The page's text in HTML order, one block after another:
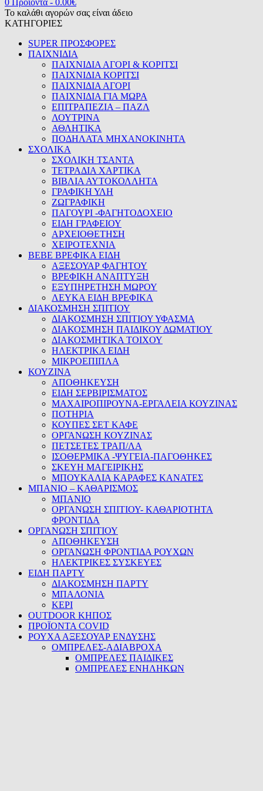
Το καλάθι αγορών σας είναι άδειο
ΚΑΤΗΓΟΡΙΕΣ
SUPER ΠΡΟΣΦΟΡΕΣ
ΠΑΙΧΝΙΔΙΑ
ΠΑΙΧΝΙΔΙΑ ΑΓΟΡΙ & ΚΟΡΙΤΣΙ
ΠΑΙΧΝΙΔΙΑ ΚΟΡΙΤΣΙ
ΠΑΙΧΝΙΔΙΑ ΑΓΟΡΙ
ΠΑΙΧΝΙΔΙΑ ΓΙΑ ΜΩΡΑ
ΕΠΙΤΡΑΠΕΖΙΑ – ΠΑΖΛ
ΛΟΥΤΡΙΝΑ
ΑΘΛΗΤΙΚΑ
ΠΟΔΗΛΑΤΑ ΜΗΧΑΝΟΚΙΝΗΤΑ
ΣΧΟΛΙΚΑ
ΣΧΟΛΙΚΗ ΤΣΑΝΤΑ
ΤΕΤΡΑΔΙΑ ΧΑΡΤΙΚΑ
ΒΙΒΛΙΑ ΑΥΤΟΚΟΛΛΗΤΑ
ΓΡΑΦΙΚΗ ΥΛΗ
ΖΩΓΡΑΦΙΚΗ
ΠΑΓΟΥΡΙ -ΦΑΓΗΤΟΔΟΧΕΙΟ
ΕΙΔΗ ΓΡΑΦΕΙΟΥ
ΑΡΧΕΙΟΘΕΤΗΣΗ
ΧΕΙΡΟΤΕΧΝΙΑ
BEBE ΒΡΕΦΙΚΑ ΕΙΔΗ
ΑΞΕΣΟΥΑΡ ΦΑΓΗΤΟΥ
ΒΡΕΦΙΚΗ ΑΝΑΠΤΥΞΗ
ΕΞΥΠΗΡΕΤΗΣΗ ΜΩΡΟΥ
ΛΕΥΚΑ ΕΙΔΗ ΒΡΕΦΙΚΑ
ΔΙΑΚΟΣΜΗΣΗ ΣΠΙΤΙΟΥ
ΔΙΑΚΟΣΜΗΣΗ ΣΠΙΤΙΟΥ ΥΦΑΣΜΑ
ΔΙΑΚΟΣΜΗΣΗ ΠΑΙΔΙΚΟΥ ΔΩΜΑΤΙΟΥ
ΔΙΑΚΟΣΜΗΤΙΚΑ ΤΟΙΧΟΥ
ΗΛΕΚΤΡΙΚΑ ΕΙΔΗ
ΜΙΚΡΟΕΠΙΠΛΑ
ΚΟΥΖΙΝΑ
ΑΠΟΘΗΚΕΥΣΗ
ΕΙΔΗ ΣΕΡΒΙΡΙΣΜΑΤΟΣ
ΜΑΧΑΙΡΟΠΙΡΟΥΝΑ-ΕΡΓΑΛΕΙΑ ΚΟΥΖΙΝΑΣ
ΠΟΤΗΡΙΑ
ΚΟΥΠΕΣ ΣΕΤ ΚΑΦΕ
ΟΡΓΑΝΩΣΗ ΚΟΥΖΙΝΑΣ
ΠΕΤΣΕΤΕΣ ΤΡΑΠ/ΛΑ
ΙΣΟΘΕΡΜΙΚΑ -ΨΥΓΕΙΑ-ΠΑΓΟΘΗΚΕΣ
ΣΚΕΥΗ ΜΑΓΕΙΡΙΚΗΣ
ΜΠΟΥΚΑΛΙΑ ΚΑΡΑΦΕΣ ΚΑΝΑΤΕΣ
ΜΠΑΝΙΟ – ΚΑΘΑΡΙΣΜΟΣ
ΜΠΑΝΙΟ
ΟΡΓΑΝΩΣΗ ΣΠΙΤΙΟΥ- ΚΑΘΑΡΙΟΤΗΤΑ
ΦΡΟΝΤΙΔΑ
ΟΡΓΑΝΩΣΗ ΣΠΙΤΙΟΥ
ΑΠΟΘΗΚΕΥΣΗ
ΟΡΓΑΝΩΣΗ ΦΡΟΝΤΙΔΑ ΡΟΥΧΩΝ
ΗΛΕΚΤΡΙΚΕΣ ΣΥΣΚΕΥΕΣ
ΕΙΔΗ ΠΑΡΤΥ
ΔΙΑΚΟΣΜΗΣΗ ΠΑΡΤΥ
ΜΠΑΛΟΝΙΑ
ΚΕΡΙ
OUTDOOR ΚΗΠΟΣ
ΠΡΟΪΟΝΤΑ COVID
ΡΟΥΧΑ ΑΞΕΣΟΥΑΡ ΕΝΔΥΣΗΣ
ΟΜΠΡΕΛΕΣ-ΑΔΙΑΒΡΟΧΑ
ΟΜΠΡΕΛΕΣ ΠΑΙΔΙΚΕΣ
ΟΜΠΡΕΛΕΣ ΕΝΗΛΗΚΩΝ